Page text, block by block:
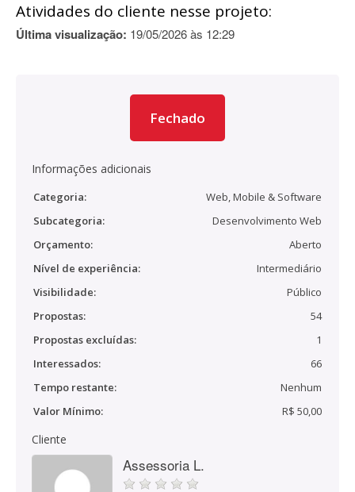
Atividades do cliente nesse projeto:
Última visualização: 19/05/2026 às 12:29
Fechado
Informações adicionais
Categoria:
Web, Mobile & Software
Subcategoria:
Desenvolvimento Web
Orçamento:
Aberto
Nível de experiência:
Intermediário
Visibilidade:
Público
Propostas:
54
Propostas excluídas:
1
Interessados:
66
Tempo restante:
Nenhum
Valor Mínimo:
R$ 50,00
Cliente
Assessoria L.